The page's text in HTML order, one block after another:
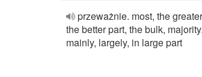
przeważnie. most, the
the better part, the bulk,
mainly, largely, in large part